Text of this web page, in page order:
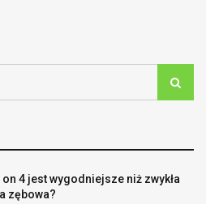
Search
on 4 jest wygodniejsze niż zwykła
zębowa?